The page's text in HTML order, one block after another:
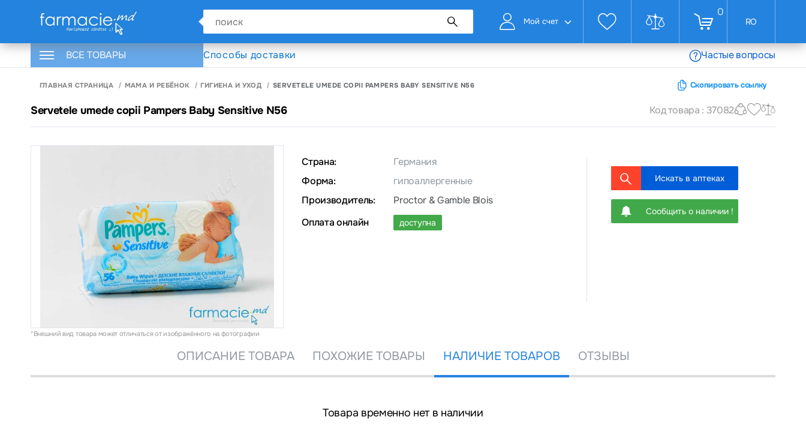
Мой счет
0
RO
ВСЕ ТОВАРЫ Способы доставки Частые вопросы
ГЛАВНАЯ СТРАНИЦА МАМА И РЕБЁНОК ГИГИЕНА И УХОД SERVETELE UMEDE COPII PAMPERS BABY SENSITIVE N56 Скопировать ссылку
Servetele umede copii Pampers Baby Sensitive N56 Код товара : 37082
*Внешний вид товара может отличаться от изображённого на фотографии
Страна:
Германия
Форма:
гипоаллергенные
Производитель:
Proctor & Gamble Blois
Оплата онлайн
доступна
Искать в аптеках
Сообщить о наличии !
ОПИСАНИЕ ТОВАРА ПОХОЖИЕ ТОВАРЫ НАЛИЧИЕ ТОВАРОВ ОТЗЫВЫ
Товара временно нет в наличии